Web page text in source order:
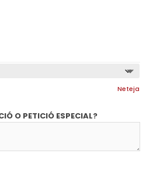
Neteja
O PETICIÓ ESPECIAL?